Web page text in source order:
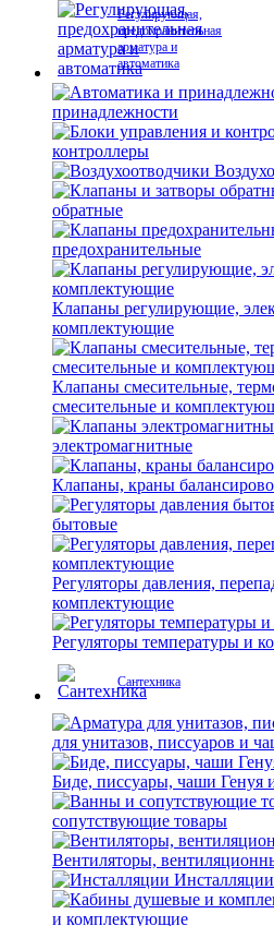
Регулирующая,
предохранительная
арматура и
автоматика
принадлежности
контроллеры
обратные
предохранительные
Клапаны регулирующие,
комплектующие
Клапаны смесительные,
смесительные и
электромагнитные
Клапаны, краны
бытовые
Регуляторы давления,
комплектующие
Регуляторы температуры и
Сантехника
для унитазов, писсуаров и
Биде, писсуары, чаши Генуя
сопутствующие товары
Вентиляторы,
Инсталляции
и комплектующие